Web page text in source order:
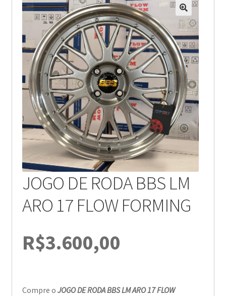
JOGO DE RODA BBS LM
ARO 17 FLOW FORMING
R$3.600,00
Compre o JOGO DE RODA BBS LM ARO 17 FLOW